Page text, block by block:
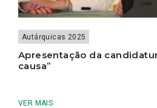
Autárquicas 2025
Apresentação da
causa”
VER MAIS